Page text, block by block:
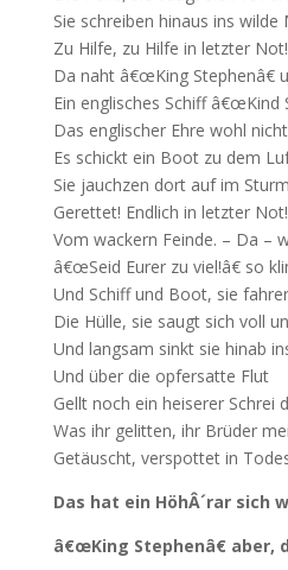
Sie schreiben hinaus ins wilde
Zu Hilfe, zu Hilfe in letzter
Da naht â€œKing Stephenâ€
Ein englisches Schiff â€œKind
Das englischer Ehre wohl
Es schickt ein Boot zu dem
Sie jauchzen dort auf im
Gerettet! Endlich in letzter
Vom wackern Feinde. – Da –
â€œSeid Eurer zu viel!â€ so
Und Schiff und Boot, sie
Die Hülle, sie saugt sich voll
Und langsam sinkt sie hinab
Und über die opfersatte Flut
Gellt noch ein heiserer Schrei
Was ihr gelitten, ihr Brüder
Getäuscht, verspottet in
Das hat ein HöhÂ´rar sich
â€œKing Stephenâ€ aber,